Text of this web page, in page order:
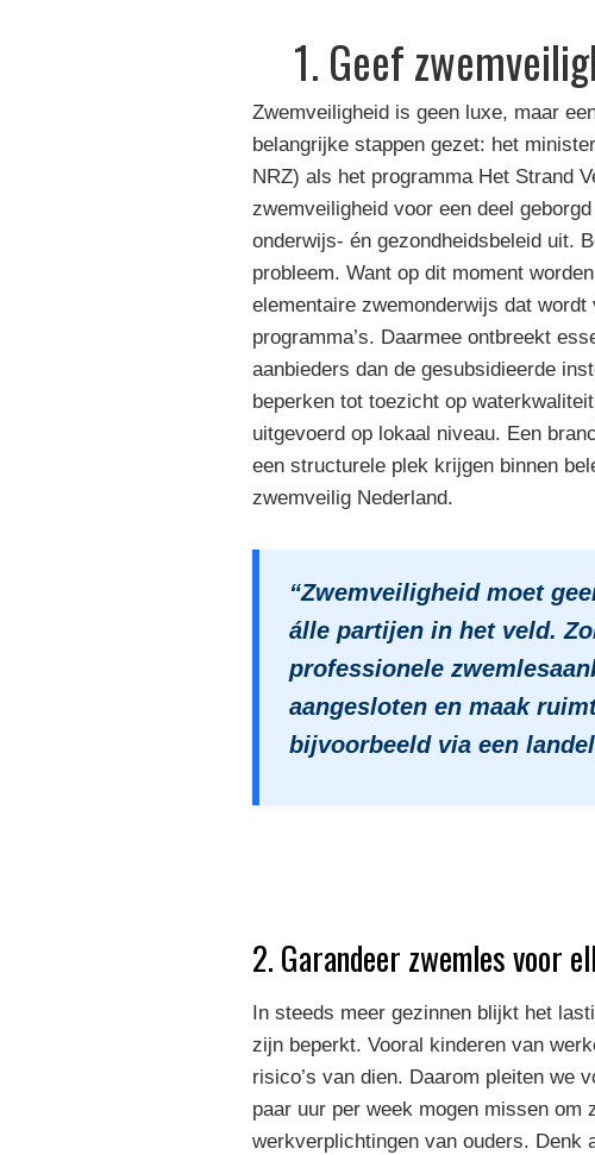
1. Geef
Zwemveiligheid is geen luxe, maar
belangrijke stappen gezet: het
NRZ) als het programma Het Strand
zwemveiligheid voor een deel
onderwijs- én gezondheidsbeleid uit.
probleem. Want op dit moment
elementaire zwemonderwijs dat
programma’s. Daarmee ontbreekt
aanbieders dan de gesubsidieerde
beperken tot toezicht op
uitgevoerd op lokaal niveau. Een
een structurele plek krijgen binnen
zwemveilig Nederland.
“Zwemveiligheid moet
álle partijen in het veld.
professionele
aangesloten en maak
bijvoorbeeld via een
2. Garandeer zwemles voor
In steeds meer gezinnen blijkt het
zijn beperkt. Vooral kinderen van
risico’s van dien. Daarom pleiten we
paar uur per week mogen missen
werkverplichtingen van ouders. Denk